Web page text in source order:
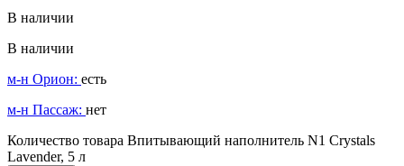
В наличии
В наличии
м-н Орион: есть
м-н Пассаж: нет
Количество товара Впитывающий наполнитель N1 Crystals
Lavender, 5 л